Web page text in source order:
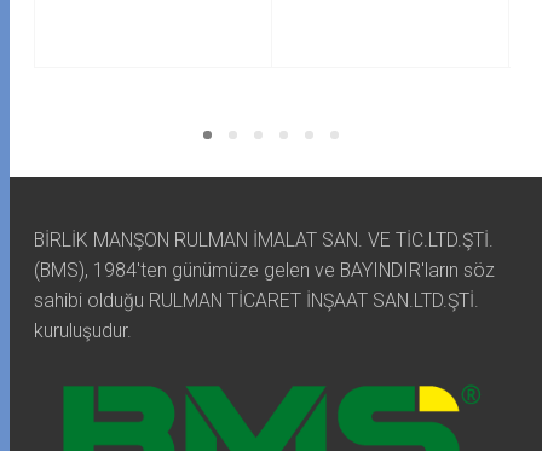
BİRLİK MANŞON RULMAN İMALAT SAN. VE TİC.LTD.ŞTİ.
(BMS), 1984'ten günümüze gelen ve BAYINDIR'ların söz
sahibi olduğu RULMAN TİCARET İNŞAAT SAN.LTD.ŞTİ.
kuruluşudur.